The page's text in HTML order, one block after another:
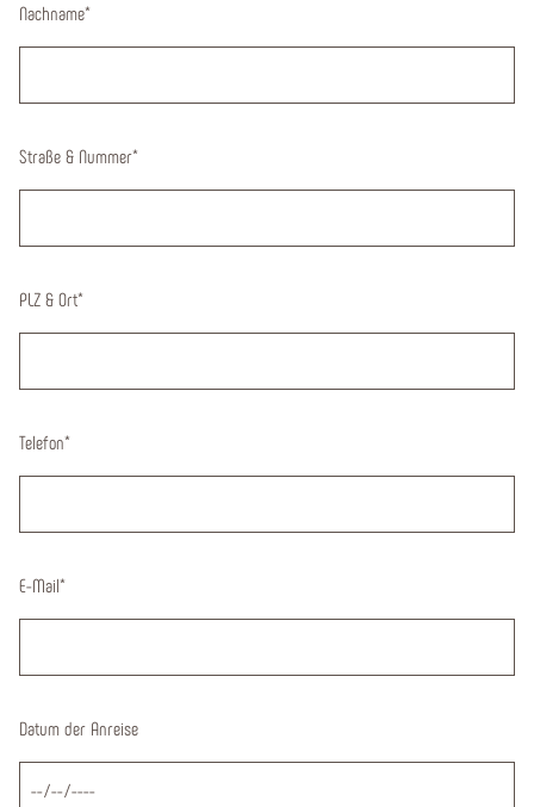
Nachname*
Straße & Nummer*
PLZ & Ort*
Telefon*
E-Mail*
Datum der Anreise